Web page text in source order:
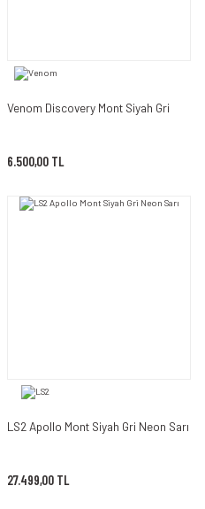
Venom Discovery Mont Siyah Gri
6.500,00 TL
LS2 Apollo Mont Siyah Gri Neon Sarı
27.499,00 TL